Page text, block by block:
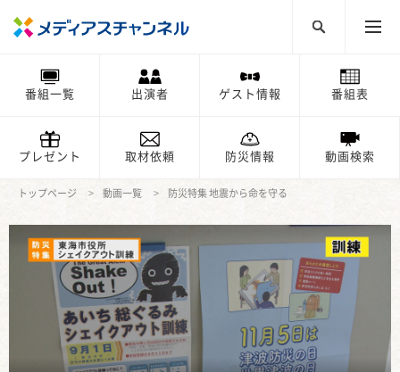
番組一覧 出演者 ゲスト情報 番組表
プレゼント 取材依頼 防災情報 動画検索
トップページ 動画一覧 防災特集 地震から命を守る